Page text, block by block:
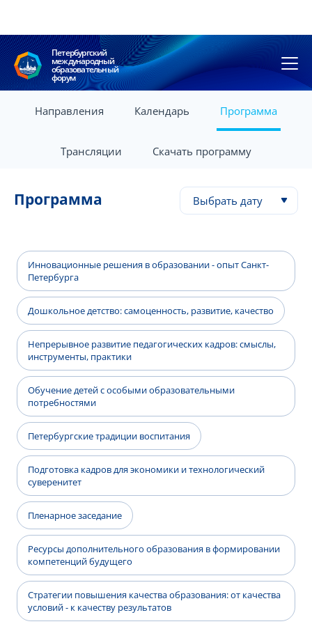
Петербургский
международный
образовательный
форум
Направления Календарь Программа
Трансляции Скачать программу
Программа Выбрать дату
Инновационные решения в образовании - опыт Санкт-
Петербурга
Дошкольное детство: самоценность, развитие, качество
Непрерывное развитие педагогических кадров: смыслы,
инструменты, практики
Обучение детей с особыми образовательными
потребностями
Петербургские традиции воспитания
Подготовка кадров для экономики и технологический
суверенитет
Пленарное заседание
Ресурсы дополнительного образования в формировании
компетенций будущего
Стратегии повышения качества образования: от качества
условий - к качеству результатов